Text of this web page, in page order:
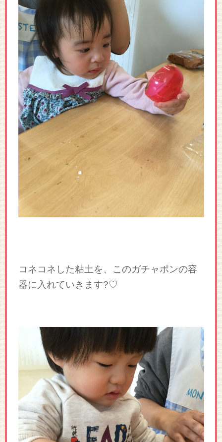
コネコネした粘土を、このガチャポンの容
器に入れていきます?♡